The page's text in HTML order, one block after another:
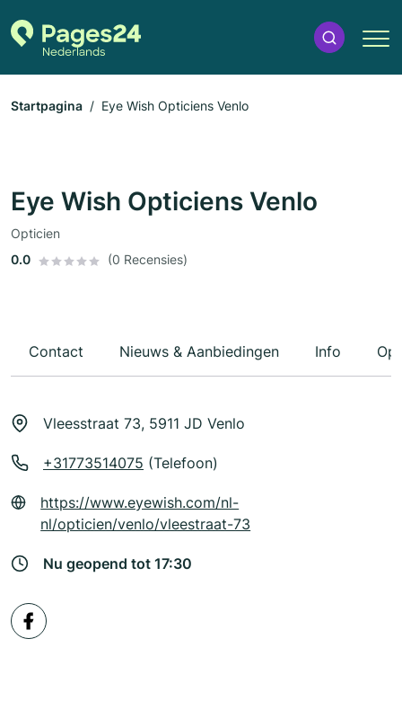
Startpagina Eye Wish Opticiens Venlo
Eye Wish Opticiens Venlo
Opticien
0.0
(0 Recensies)
Contact Nieuws & Aanbiedingen Info
Vleesstraat 73, 5911 JD Venlo
+31773514075 (Telefoon)
https://www.eyewish.com/nl-
nl/opticien/venlo/vleestraat-73
Nu geopend tot 17:30